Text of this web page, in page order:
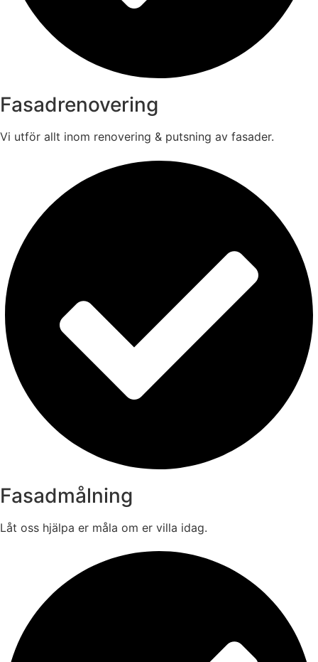
Fasadrenovering
Vi utför allt inom renovering & putsning av fasader.
Fasadmålning
Låt oss hjälpa er måla om er villa idag.